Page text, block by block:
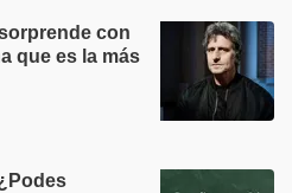
con
que es la más